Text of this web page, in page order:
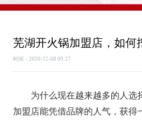
芜湖开火锅加盟店，如何
时间：2020-12-08 09:27
为什么现在越来越多的人选
加盟店能凭借品牌的人气，获得